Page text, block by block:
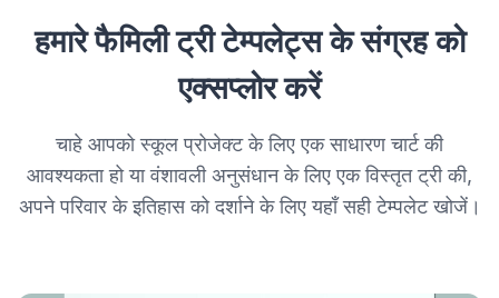
हमारे फैमिली ट्री टेम्पलेट्स के संग्रह को
एक्सप्लोर करें
चाहे आपको स्कूल प्रोजेक्ट के लिए एक साधारण चार्ट की
आवश्यकता हो या वंशावली अनुसंधान के लिए एक विस्तृत ट्री की,
अपने परिवार के इतिहास को दर्शाने के लिए यहाँ सही टेम्पलेट खोजें।